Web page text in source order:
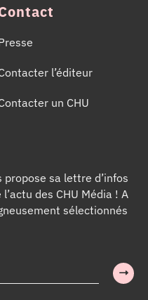
l’éditeur
un CHU
propose sa lettre d’infos
des CHU Média ! A
sélectionnés